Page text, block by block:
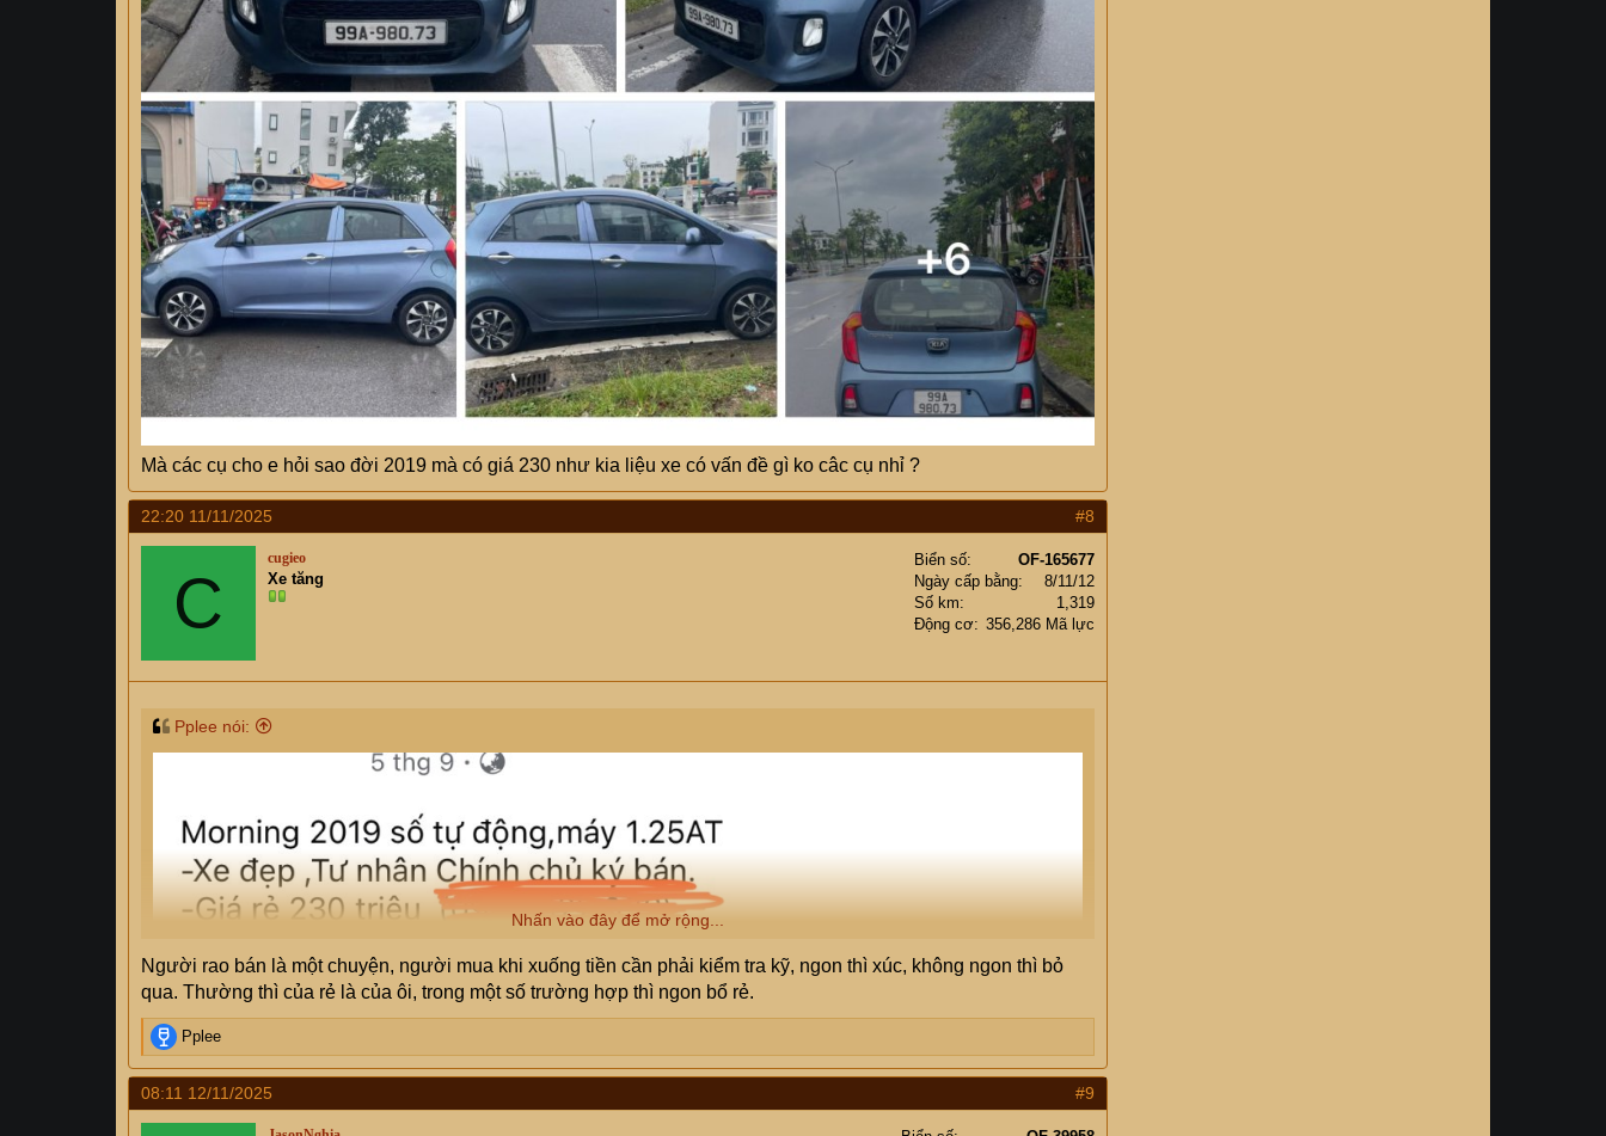
Mà các cụ cho e hỏi sao đời 2019 mà có giá 230 như kia liệu xe có vấn đề gì ko câc cụ nhỉ ?
22:20 11/11/2025 #8
C
cugieo
Xe tăng
Biển số
OF-165677
Ngày cấp bằng
8/11/12
Số km
1,319
Động cơ
356,286 Mã lực
Pplee nói:
Nhấn vào đây để mở rộng...
Người rao bán là một chuyện, người mua khi xuống tiền cần phải kiểm tra kỹ, ngon thì xúc, không ngon thì bỏ
qua. Thường thì của rẻ là của ôi, trong một số trường hợp thì ngon bổ rẻ.
R
e
a
c
t
Pplee
08:11 12/11/2025 #9